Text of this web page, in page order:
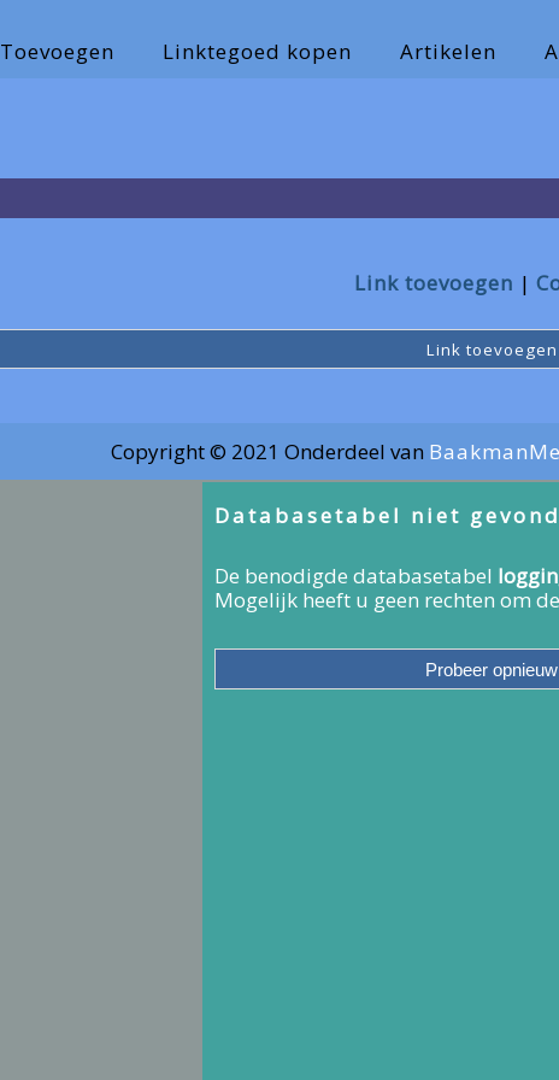
Toevoegen Linktegoed kopen Artikelen
Link toevoegen
Link toevoegen
Copyright © 2021 Onderdeel van
Databasetabel niet
De benodigde databasetabel
Mogelijk heeft u geen rechten om